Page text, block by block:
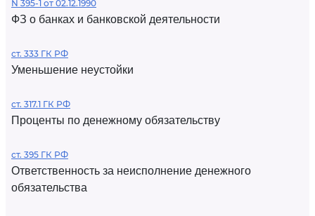
N 395-1 от 02.12.1990
ФЗ о банках и банковской деятельности
ст. 333 ГК РФ
Уменьшение неустойки
ст. 317.1 ГК РФ
Проценты по денежному обязательству
ст. 395 ГК РФ
Ответственность за неисполнение денежного
обязательства